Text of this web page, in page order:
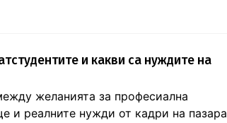
и какви са нуждите на
желанията за професиална
и реалните нужди от кадри на пазара